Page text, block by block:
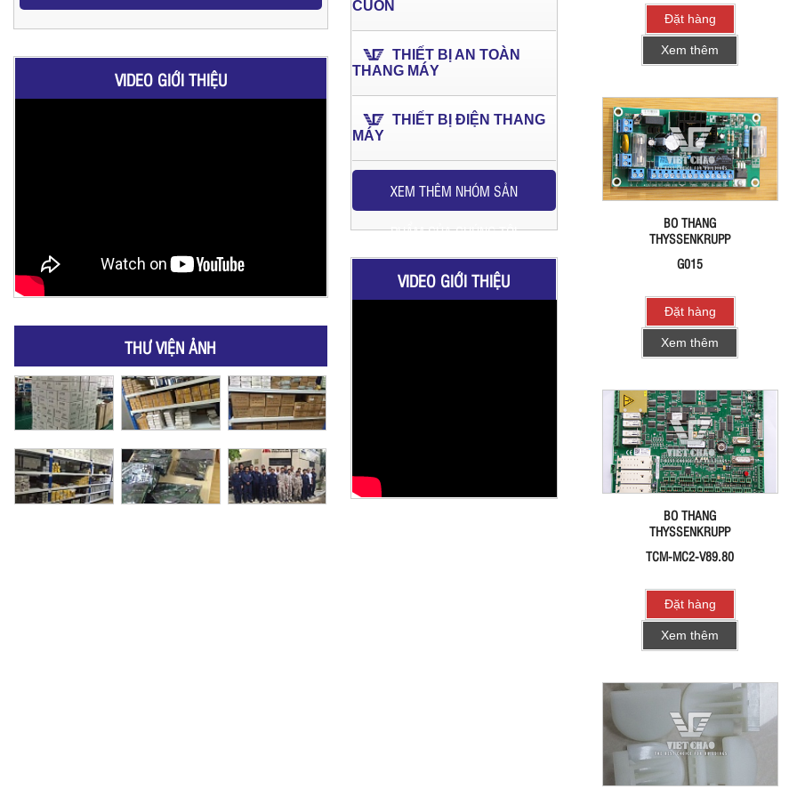
VIDEO GIỚI THIỆU
THƯ VIỆN ẢNH
CUỐN
THIẾT BỊ AN TOÀN
THANG MÁY
THIẾT BỊ ĐIỆN THANG
MÁY
XEM THÊM NHÓM SẢN
PHẨM CỦA CHÚNG TÔI
VIDEO GIỚI THIỆU
Đặt hàng
Xem thêm
BO THANG
THYSSENKRUPP
G015
Đặt hàng
Xem thêm
BO THANG
THYSSENKRUPP
TCM-MC2-V89.80
Đặt hàng
Xem thêm